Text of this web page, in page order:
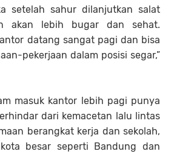
setelah sahur dilanjutkan salat
akan lebih bugar dan sehat.
datang sangat pagi dan bisa
pekerjaan dalam posisi segar,”
masuk kantor lebih pagi punya
dari kemacetan lalu lintas
berangkat kerja dan sekolah,
besar seperti Bandung dan